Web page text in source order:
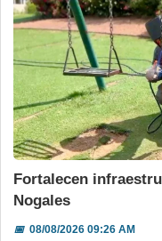
Fortalecen
Nogales
📅08/08/2026 09:26 AM